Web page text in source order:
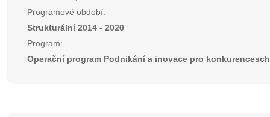
Programové období:
Strukturální 2014 - 2020
Program:
Operační program Podnikání a inovace pro